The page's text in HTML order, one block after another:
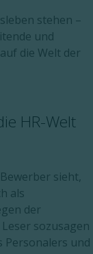
stehen –
und
die Welt der
HR-Welt
sieht,
als
der
sozusagen
Personalers und